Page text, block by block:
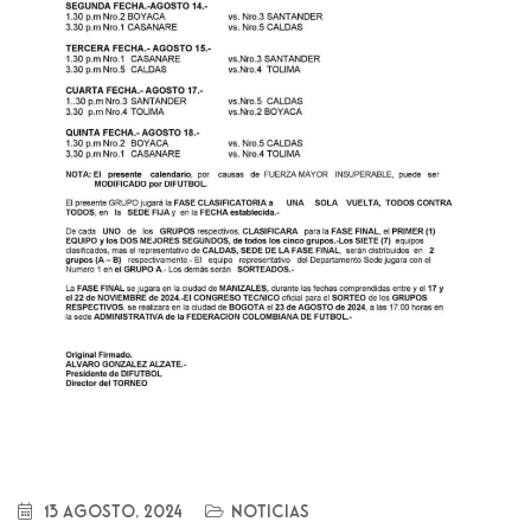
13 agosto, 2024 Noticias